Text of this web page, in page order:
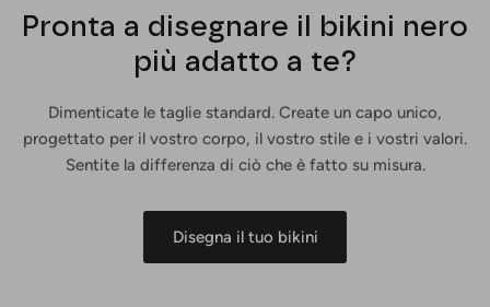
Pronta a disegnare il bikini nero
più adatto a te?
Dimenticate le taglie standard. Create un capo unico,
progettato per il vostro corpo, il vostro stile e i vostri valori.
Sentite la differenza di ciò che è fatto su misura.
Disegna il tuo bikini